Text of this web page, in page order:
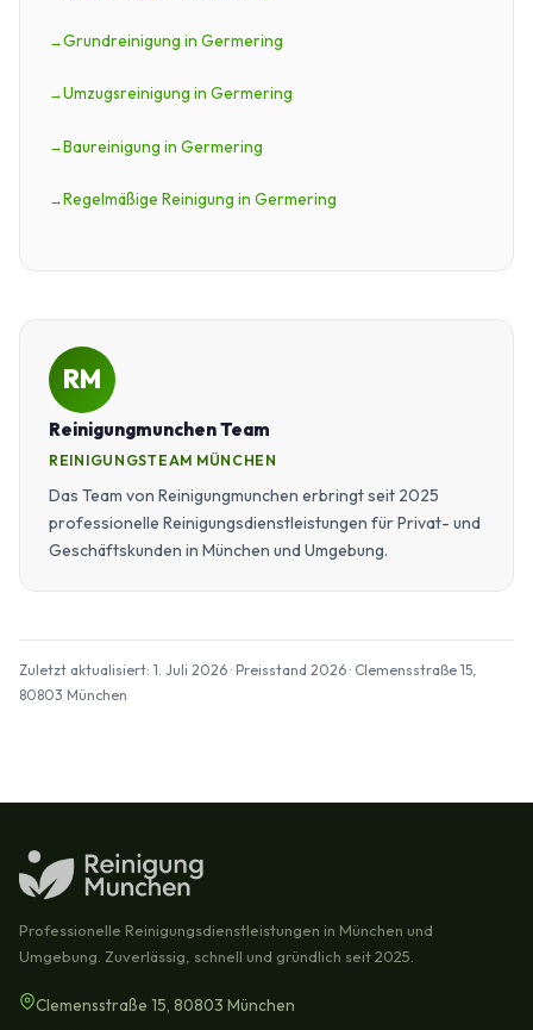
Grundreinigung in Germering
Umzugsreinigung in Germering
Baureinigung in Germering
Regelmäßige Reinigung in Germering
RM
Reinigungmunchen Team
REINIGUNGSTEAM MÜNCHEN
Das Team von Reinigungmunchen erbringt seit 2025
professionelle Reinigungsdienstleistungen für Privat- und
Geschäftskunden in München und Umgebung.
Zuletzt aktualisiert: 1. Juli 2026 · Preisstand 2026 · Clemensstraße 15,
80803 München
Professionelle Reinigungsdienstleistungen in München und
Umgebung. Zuverlässig, schnell und gründlich seit 2025.
Clemensstraße 15, 80803 München